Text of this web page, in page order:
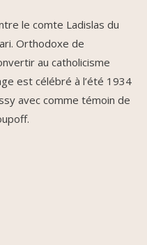
le comte Ladislas du
Orthodoxe de
au catholicisme
est célébré à l’été 1934
avec comme témoin de